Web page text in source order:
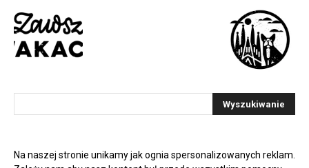
Na naszej stronie unikamy jak ognia spersonalizowanych reklam.